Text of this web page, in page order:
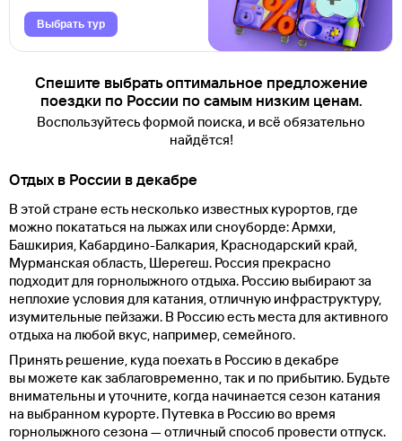
Выбрать тур
Спешите выбрать оптимальное предложение
поездки по России по самым низким ценам.
Воспользуйтесь формой поиска, и всё обязательно
найдётся!
Отдых в России в декабре
В этой стране есть несколько известных курортов, где
можно покататься на лыжах или сноуборде: Армхи,
Башкирия, Кабардино-Балкария, Краснодарский край,
Мурманская область, Шерегеш. Россия прекрасно
подходит для горнолыжного отдыха. Россию выбирают за
неплохие условия для катания, отличную инфраструктуру,
изумительные пейзажи. В Россию есть места для активного
отдыха на любой вкус, например, семейного.
Принять решение, куда поехать в Россию в декабре
вы можете как заблаговременно, так и по прибытию. Будьте
внимательны и уточните, когда начинается сезон катания
на выбранном курорте. Путевка в Россию во время
горнолыжного сезона — отличный способ провести отпуск.